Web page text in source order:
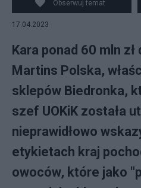
Obserwuj temat
17.04.2023
Kara ponad 60 mln
Martins Polska,
sklepów Biedronka,
szef UOKiK została
nieprawidłowo
etykietach kraj
owoców, które jako